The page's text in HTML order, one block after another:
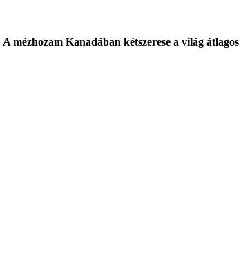
A mézhozam Kanadában kétszerese a világ